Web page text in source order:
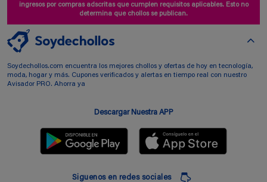
ingresos por compras adscritas que cumplen requisitos aplicables. Esto no
determina que chollos se publican.
Soydechollos.com encuentra los mejores chollos y ofertas de hoy en tecnología,
moda, hogar y más. Cupones verificados y alertas en tiempo real con nuestro
Avisador PRO. Ahorra ya
Descargar Nuestra APP
Siguenos en redes sociales